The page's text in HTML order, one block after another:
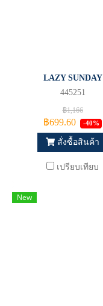
LAZY SUNDAY
445251
฿1,166
฿699.60 -40%
สั่งซื้อสินค้า
เปรียบเทียบ
New